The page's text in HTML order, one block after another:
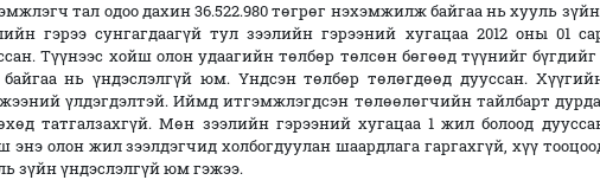
тал одоо дахин 36.522.980 төгрөг нэхэмжилж байгаа нь хууль
гэрээ сунгагдаагүй тул зээлийн гэрээний хугацаа 2012 оны 01
Түүнээс хойш олон удаагийн төлбөр төлсөн бөгөөд түүнийг
нь үндэслэлгүй юм. Үндсэн төлбөр төлөгдөөд дууссан.
үлдэгдэлтэй. Иймд итгэмжлэгдсэн төлөөлөгчийн тайлбарт
татгалзахгүй. Мөн зээлийн гэрээний хугацаа 1 жил болоод
энэ олон жил зээлдэгчид холбогдуулан шаардлага гаргахгүй, хүү
зүйн үндэслэлгүй юм гэжээ.